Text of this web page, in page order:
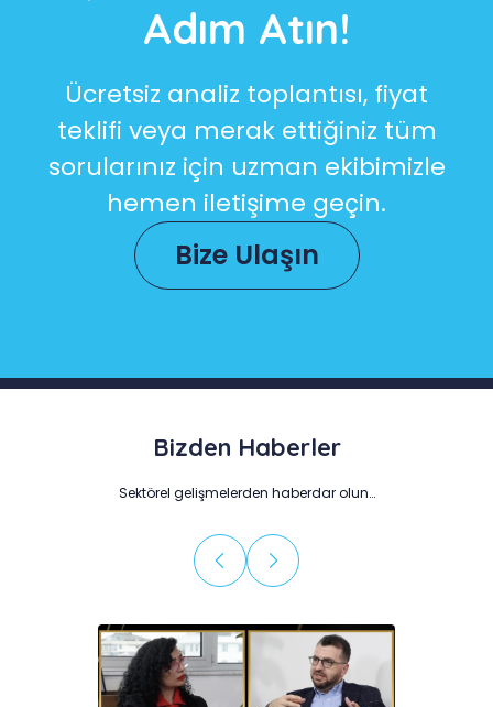
Adım Atın!
Ücretsiz analiz toplantısı, fiyat
teklifi veya merak ettiğiniz tüm
sorularınız için uzman ekibimizle
hemen iletişime geçin.
Bize Ulaşın
Bizden Haberler
Sektörel gelişmelerden haberdar olun…